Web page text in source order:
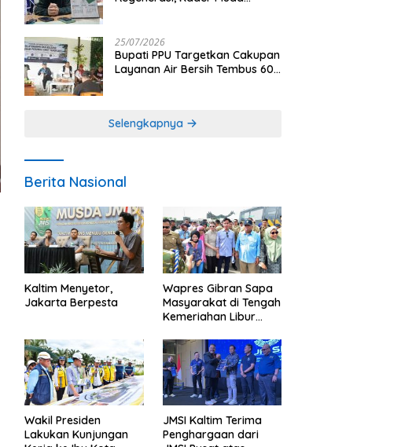
25/07/2026
Bupati PPU Targetkan Cakupan
Layanan Air Bersih Tembus 60
Selengkapnya
Berita Nasional
Kaltim Menyetor,
Jakarta Berpesta
Wapres Gibran Sapa
Masyarakat di Tengah
Kemeriahan Libur
Wakil Presiden
Lakukan Kunjungan
JMSI Kaltim Terima
Penghargaan dari